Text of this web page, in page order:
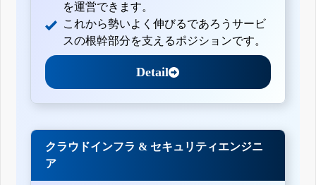
を運営できます。
これから勢いよく伸びるであろうサービ
スの根幹部分を支えるポジションです。
Detail
クラウドインフラ & セキュリティエンジニ
ア